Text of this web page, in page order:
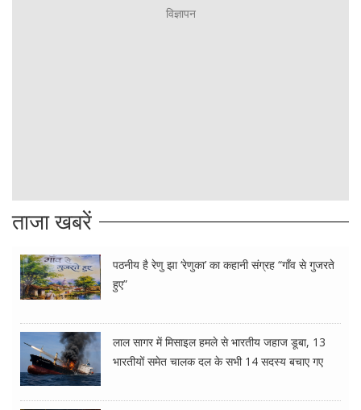
ताजा खबरें
पठनीय है रेणु झा ‘रेणुका’ का कहानी संग्रह “गाँव से गुजरते
हुए”
लाल सागर में मिसाइल हमले से भारतीय जहाज डूबा, 13
भारतीयों समेत चालक दल के सभी 14 सदस्य बचाए गए